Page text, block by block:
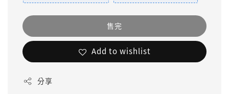
售完
Add to wishlist
分享